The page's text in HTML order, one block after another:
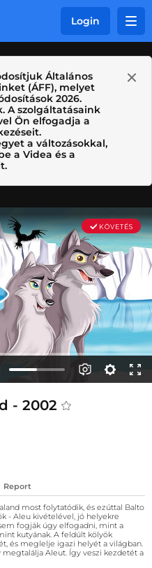
Login
Általános
(ÁFF), melyet
2026.
A szolgáltatásaink
Ön elfogadja a
a változásokkal,
a Videa és a
- 2002
Report
most folytatódik, és ezúttal Balto
- Aleu kivételével, jó helyekre
fogják úgy elfogadni, mint a
kutyának. A feldúlt kölyök
és meglelje igazi helyét a világban.
Aleut. Így veszi kezdetét a